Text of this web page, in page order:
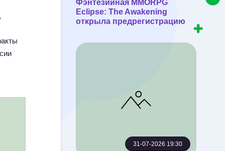
Фэнтезийная MMORPG
Eclipse: The Awakening
открыла предрегистрацию
31-07-2026 19:30